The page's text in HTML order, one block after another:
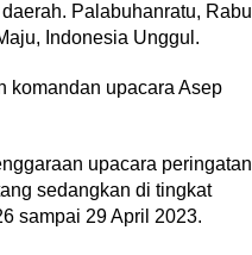
Palabuhanratu, Rabu
Indonesia Unggul.
komandan upacara Asep
upacara peringatan
sedangkan di tingkat
sampai 29 April 2023.